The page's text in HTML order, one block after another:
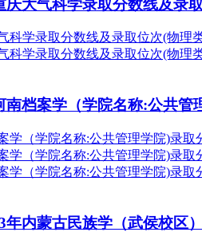
大气科学录取分数线及录
南档案学（学院名称:公共
年内蒙古民族学（武侯校区